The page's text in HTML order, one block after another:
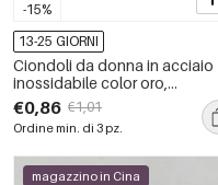
-15%
13-25 GIORNI
Ciondoli da donna in acciaio
inossidabile color oro,
impermeabili, stile vacanziero
oceanico, con strass.
€0,86 €1,01
Ordine min. di 3 pz.
magazzino in Cina